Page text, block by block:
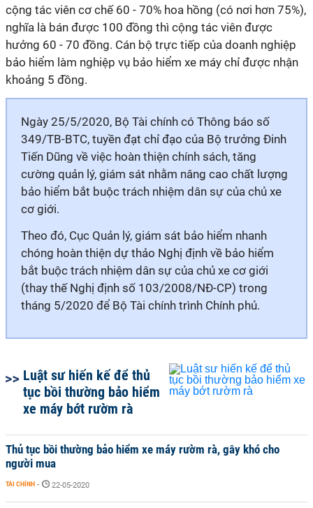
cộng tác viên cơ chế 60 - 70% hoa hồng (có nơi hơn 75%),
nghĩa là bán được 100 đồng thì cộng tác viên được
hưởng 60 - 70 đồng. Cán bộ trực tiếp của doanh nghiệp
bảo hiểm làm nghiệp vụ bảo hiểm xe máy chỉ được nhận
khoảng 5 đồng.
Ngày 25/5/2020, Bộ Tài chính có Thông báo số
349/TB-BTC, tuyền đạt chỉ đạo của Bộ trưởng Đinh
Tiến Dũng về việc hoàn thiện chính sách, tăng
cường quản lý, giám sát nhằm nâng cao chất lượng
bảo hiểm bắt buộc trách nhiệm dân sự của chủ xe
cơ giới.
Theo đó, Cục Quản lý, giám sát bảo hiểm nhanh
chóng hoàn thiện dự thảo Nghị định về bảo hiểm
bắt buộc trách nhiệm dân sự của chủ xe cơ giới
(thay thế Nghị định số 103/2008/NĐ-CP) trong
tháng 5/2020 để Bộ Tài chính trình Chính phủ.
Luật sư hiến kế để thủ
tục bồi thường bảo hiểm
xe máy bớt rườm rà
Thủ tục bồi thường bảo hiểm xe máy rườm rà, gây khó cho
người mua
TÀI CHÍNH - 22-05-2020